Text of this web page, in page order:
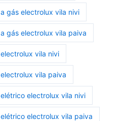
gás electrolux vila nivi
gás electrolux vila paiva
vila nivi
vila paiva
electrolux vila nivi
electrolux vila paiva